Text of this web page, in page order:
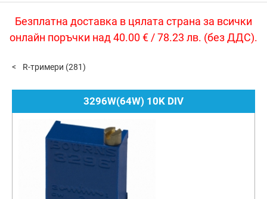
Безплатна доставка в цялата страна за всички
онлайн поръчки над 40.00 € / 78.23 лв. (без ДДС).
R-тримери (281)
3296W(64W) 10K DIV